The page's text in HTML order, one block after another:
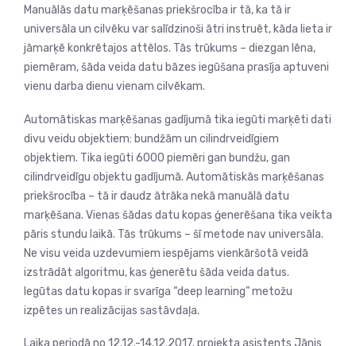
Manuālās datu marķēšanas priekšrocība ir tā, ka tā ir
universāla un cilvēku var salīdzinoši ātri instruēt, kāda lieta ir
jāmarķē konkrētajos attēlos. Tās trūkums – diezgan lēna,
piemēram, šāda veida datu bāzes iegūšana prasīja aptuveni
vienu darba dienu vienam cilvēkam.
Automātiskas marķēšanas gadījumā tika iegūti marķēti dati
divu veidu objektiem: bundžām un cilindrveidīgiem
objektiem. Tika iegūti 6000 piemēri gan bundžu, gan
cilindrveidīgu objektu gadījumā. Automātiskās marķēšanas
priekšrocība – tā ir daudz ātrāka nekā manuālā datu
marķēšana. Vienas šādas datu kopas ģenerēšana tika veikta
pāris stundu laikā. Tās trūkums – šī metode nav universāla.
Ne visu veida uzdevumiem iespējams vienkāršotā veidā
izstrādāt algoritmu, kas ģenerētu šāda veida datus.
Iegūtas datu kopas ir svarīga “deep learning” metožu
izpētes un realizācijas sastāvdaļa.